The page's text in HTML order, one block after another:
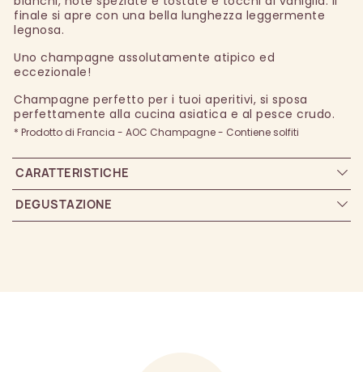
finale si apre con una bella lunghezza leggermente
legnosa.
Uno champagne assolutamente atipico ed
eccezionale!
Champagne perfetto per i tuoi aperitivi, si sposa
perfettamente alla cucina asiatica e al pesce crudo.
* Prodotto di Francia - AOC Champagne - Contiene solfiti
CARATTERISTICHE
DEGUSTAZIONE